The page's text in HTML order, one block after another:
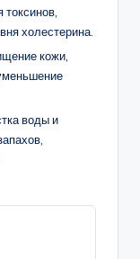
холестерина.
кожи,
воды и